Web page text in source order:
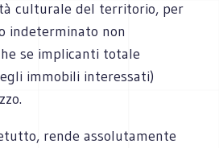
culturale del territorio, per
indeterminato non
se implicanti totale
immobili interessati)
rende assolutamente